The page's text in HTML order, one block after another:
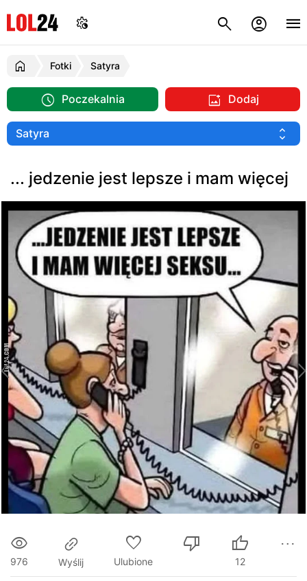
Fotki Satyra
Poczekalnia Dodaj
... jedzenie jest lepsze i mam więcej
976 Wyślij Ulubione 12